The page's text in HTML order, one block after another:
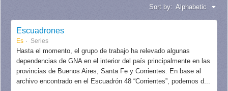
Sort by: Alphabetic
Escuadrones
Es Series
Hasta el momento, el grupo de trabajo ha relevado algunas
dependencias de GNA en el interior del país principalmente en las
provincias de Buenos Aires, Santa Fe y Corrientes. En base al
archivo encontrado en el Escuadrón 48 “Corrientes”, podemos d...